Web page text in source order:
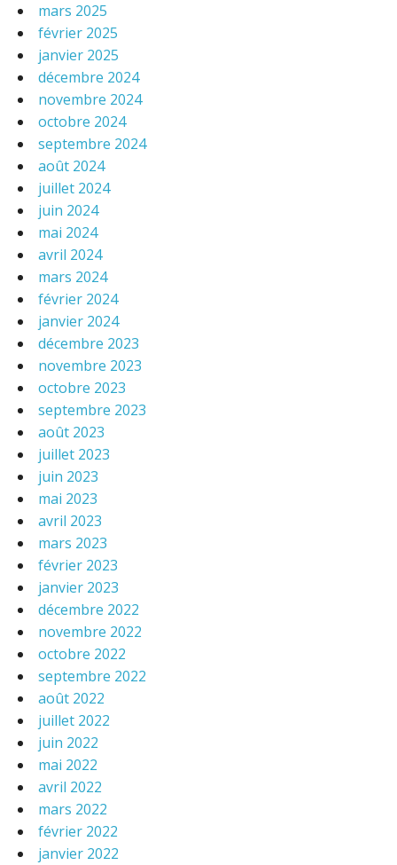
mars 2025
février 2025
janvier 2025
décembre 2024
novembre 2024
octobre 2024
septembre 2024
août 2024
juillet 2024
juin 2024
mai 2024
avril 2024
mars 2024
février 2024
janvier 2024
décembre 2023
novembre 2023
octobre 2023
septembre 2023
août 2023
juillet 2023
juin 2023
mai 2023
avril 2023
mars 2023
février 2023
janvier 2023
décembre 2022
novembre 2022
octobre 2022
septembre 2022
août 2022
juillet 2022
juin 2022
mai 2022
avril 2022
mars 2022
février 2022
janvier 2022